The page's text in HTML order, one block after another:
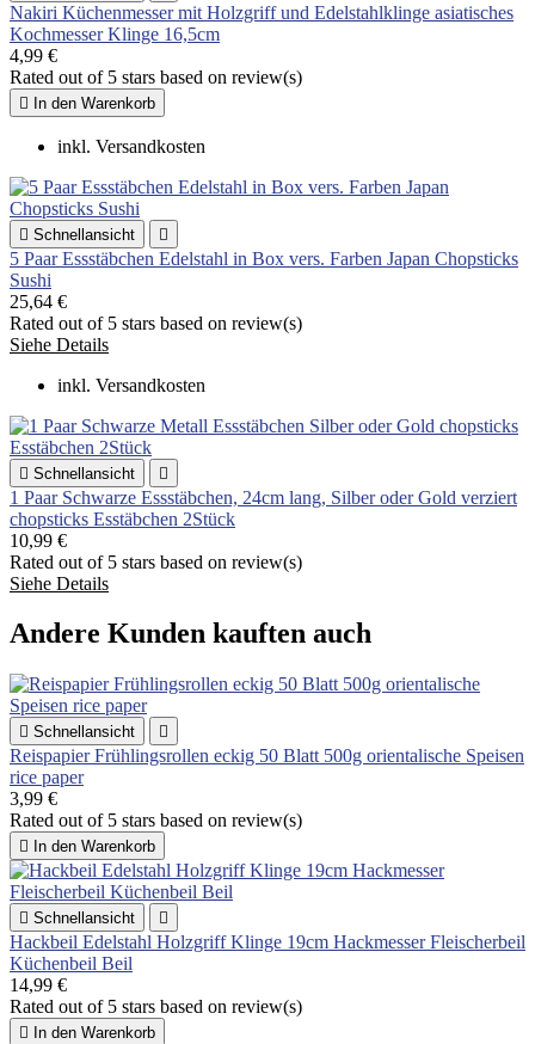
Nakiri Küchenmesser mit Holzgriff und Edelstahlklinge asiatisches
Kochmesser Klinge 16,5cm
4,99 €
Rated out of 5 stars based on review(s)
 In den Warenkorb
inkl. Versandkosten
 Schnellansicht 
5 Paar Essstäbchen Edelstahl in Box vers. Farben Japan Chopsticks
Sushi
25,64 €
Rated out of 5 stars based on review(s)
Siehe Details
inkl. Versandkosten
 Schnellansicht 
1 Paar Schwarze Essstäbchen, 24cm lang, Silber oder Gold verziert
chopsticks Esstäbchen 2Stück
10,99 €
Rated out of 5 stars based on review(s)
Siehe Details
Andere Kunden kauften auch
 Schnellansicht 
Reispapier Frühlingsrollen eckig 50 Blatt 500g orientalische Speisen
rice paper
3,99 €
Rated out of 5 stars based on review(s)
 In den Warenkorb
 Schnellansicht 
Hackbeil Edelstahl Holzgriff Klinge 19cm Hackmesser Fleischerbeil
Küchenbeil Beil
14,99 €
Rated out of 5 stars based on review(s)
 In den Warenkorb